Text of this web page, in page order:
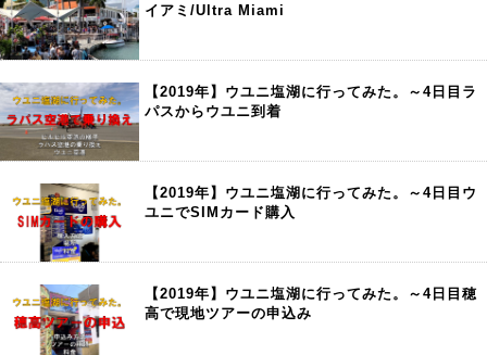
イアミ/Ultra Miami
【2019年】ウユニ塩湖に行ってみた。～4日目ラ
パスからウユニ到着
【2019年】ウユニ塩湖に行ってみた。～4日目ウ
ユニでSIMカード購入
【2019年】ウユニ塩湖に行ってみた。～4日目穂
高で現地ツアーの申込み